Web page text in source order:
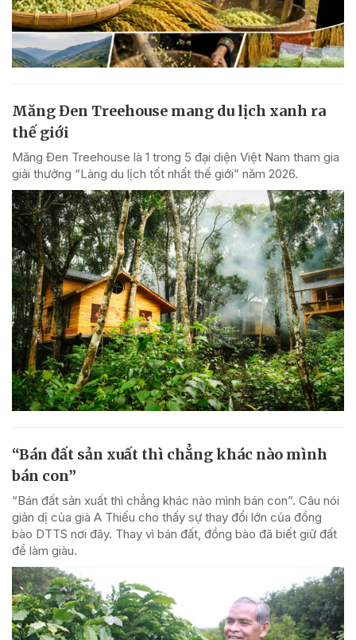
Măng Đen Treehouse mang du lịch xanh ra
thế giới
Măng Đen Treehouse là 1 trong 5 đại diện Việt Nam tham gia
giải thưởng “Làng du lịch tốt nhất thế giới” năm 2026.
“Bán đất sản xuất thì chẳng khác nào mình
bán con”
“Bán đất sản xuất thì chẳng khác nào mình bán con”. Câu nói
giản dị của già A Thiếu cho thấy sự thay đổi lớn của đồng
bào DTTS nơi đây. Thay vì bán đất, đồng bào đã biết giữ đất
để làm giàu.